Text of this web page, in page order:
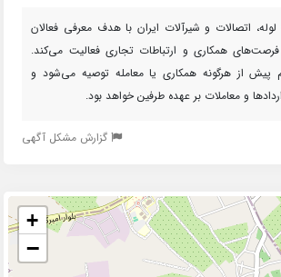
اتصالات و شیرآلات ایران با هدف معرفی فعالان
همکاری و ارتباطات تجاری فعالیت می‌کند.
پیش از هرگونه همکاری یا معامله توصیه می‌شود و
و معاملات بر عهده طرفین خواهد بود.
گزارش مشکل آگهی
+
−